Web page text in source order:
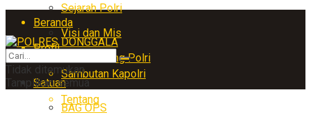
Sejarah Polri
Visi dan Mis
Arti Lambang Polri
Satuan
BAG OPS
Beranda
Profil
Sambutan Kapolri
Tentang
Tidak ditemukan
Tampilkan semua